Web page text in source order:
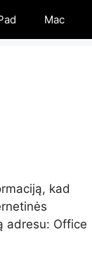
Mac
kad
adresu: Office